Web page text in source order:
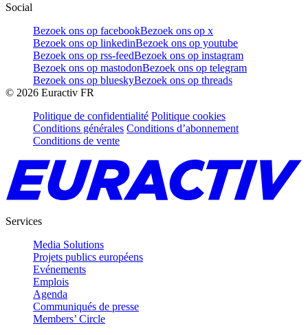
Social
Bezoek ons op facebookBezoek ons op x
Bezoek ons op linkedinBezoek ons op youtube
Bezoek ons op rss-feedBezoek ons op instagram
Bezoek ons op mastodonBezoek ons op telegram
Bezoek ons op blueskyBezoek ons op threads
© 2026 Euractiv FR
Politique de confidentialité Politique cookies
Conditions générales Conditions d’abonnement
Conditions de vente
Services
Media Solutions
Projets publics européens
Evénements
Emplois
Agenda
Communiqués de presse
Members’ Circle